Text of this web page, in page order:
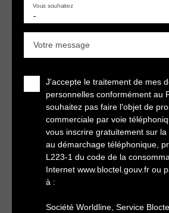
-
Vous souhaitez
Votre message
J'accepte le traitement de mes
personnelles conformément au
souhaitez pas faire l'objet de
commerciale par voie
vous inscrire gratuitement sur la
au démarchage téléphonique,
L223-1 du code de la
Internet www.bloctel.gouv.fr ou
à :
Société Worldline, Service